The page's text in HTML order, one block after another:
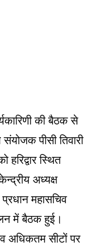
की बैठक से
पीसी तिवारी
हरिद्वार स्थित
अध्यक्ष
प्रधान महासचिव
में बैठक हुई।
अधिकतम सीटों पर